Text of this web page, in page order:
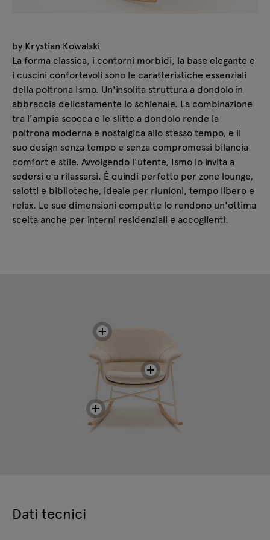
by Krystian Kowalski
La forma classica, i contorni morbidi, la base elegante e
i cuscini confortevoli sono le caratteristiche essenziali
della poltrona Ismo. Un'insolita struttura a dondolo in
abbraccia delicatamente lo schienale. La combinazione
tra l'ampia scocca e le slitte a dondolo rende la
poltrona moderna e nostalgica allo stesso tempo, e il
suo design senza tempo e senza compromessi bilancia
comfort e stile. Avvolgendo l'utente, Ismo lo invita a
sedersi e a rilassarsi. È quindi perfetto per zone lounge,
salotti e biblioteche, ideale per riunioni, tempo libero e
relax. Le sue dimensioni compatte lo rendono un'ottima
scelta anche per interni residenziali e accoglienti.
Dati tecnici